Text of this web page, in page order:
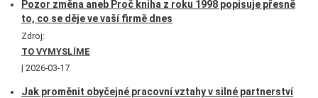
Pozor změna aneb Proč kniha z roku 1998 popisuje přesně
to, co se děje ve vaší firmě dnes
Zdroj:
TO VYMYSLÍME
2026-03-17
Jak proměnit obyčejné pracovní vztahy v silné partnerství